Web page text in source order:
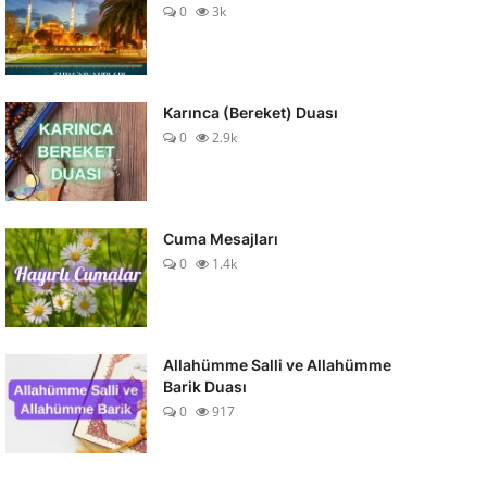
0 3k
Karınca (Bereket) Duası
0
2.9k
Cuma Mesajları
0
1.4k
Allahümme Salli ve Allahümme
Barik Duası
0
917